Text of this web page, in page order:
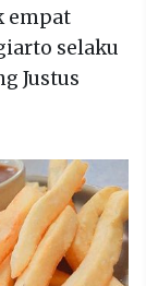
empat
selaku
Justus